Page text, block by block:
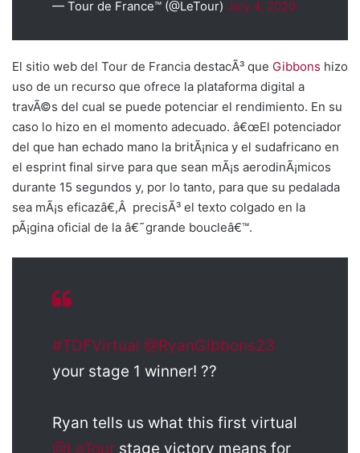
— Tour de France™ (@LeTour) July 4, 2020
El sitio web del Tour de Francia destacÃ³ que Gibbons hizo
uso de un recurso que ofrece la plataforma digital a
travÃ©s del cual se puede potenciar el rendimiento. En su
caso lo hizo en el momento adecuado. â€œEl potenciador
del que han echado mano la britÃ¡nica y el sudafricano en
el esprint final sirve para que sean mÃ¡s aerodinÃ¡micos
durante 15 segundos y, por lo tanto, para que su pedalada
sea mÃ¡s eficazâ€,Â precisÃ³ el texto colgado en la
pÃ¡gina oficial de la â€˜grande boucleâ€™.
#TDFVirtual @RyanGibbons23
your stage 1 winner! ??
Ryan tells us what this first virtual
@LeTour stage victory means for